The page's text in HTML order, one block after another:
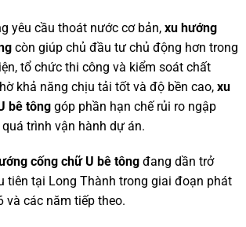
yêu cầu thoát nước cơ bản, xu hướng
còn giúp chủ đầu tư chủ động hơn trong
tổ chức thi công và kiểm soát chất
khả năng chịu tải tốt và độ bền cao, xu
bê tônggóp phần hạn chế rủi ro ngập
trình vận hành dự án.
cống chữ U bê tôngđang dần trở
tiên tại Long Thành trong giai đoạn phát
và các năm tiếp theo.